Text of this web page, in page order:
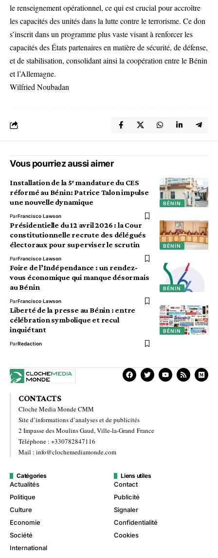
le renseignement opérationnel, ce qui est crucial pour accroître
les capacités des unités dans la lutte contre le terrorisme. Ce don
s’inscrit dans un programme plus vaste visant à renforcer les
capacités des États partenaires en matière de sécurité, de défense,
et de stabilisation, consolidant ainsi la coopération entre le Bénin
et l’Allemagne.
Wilfried Noubadan
Vous pourriez aussi aimer
BÉNIN
Installation de la 5ᵉ mandature du CES
réformé au Bénin: Patrice Talon impulse
une nouvelle dynamique
ParFrancisco Lawson
BÉNIN
Présidentielle du 12 avril 2026 : la Cour
constitutionnelle recrute des délégués
électoraux pour superviser le scrutin
ParFrancisco Lawson
BÉNIN
Foire de l’Indépendance : un rendez-
vous économique qui manque désormais
au Bénin
ParFrancisco Lawson
BÉNIN
Liberté de la presse au Bénin : entre
célébration symbolique et recul
inquiétant
ParRedaction
CONTACTS
Cloche Media Monde CMM
Site d’informations d’analyses et de publicités
2 Impasse des Moulins Gaud, Ville-la-Grand France
Téléphone : +330782847116
Mail : info@clochemediamonde.com
Catégories
Actualités
Politique
Culture
Economie
Société
International
Liens utiles
Contact
Publicité
Signaler
Confidentialité
Cookies